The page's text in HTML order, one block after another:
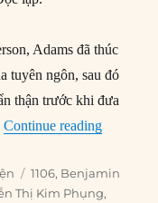
Adams đã thúc
tuyên ngôn, sau đó
thận trước khi đưa
Continue reading“11/06/
Tags
1106, Benjamin
Thị Kim Phụng,